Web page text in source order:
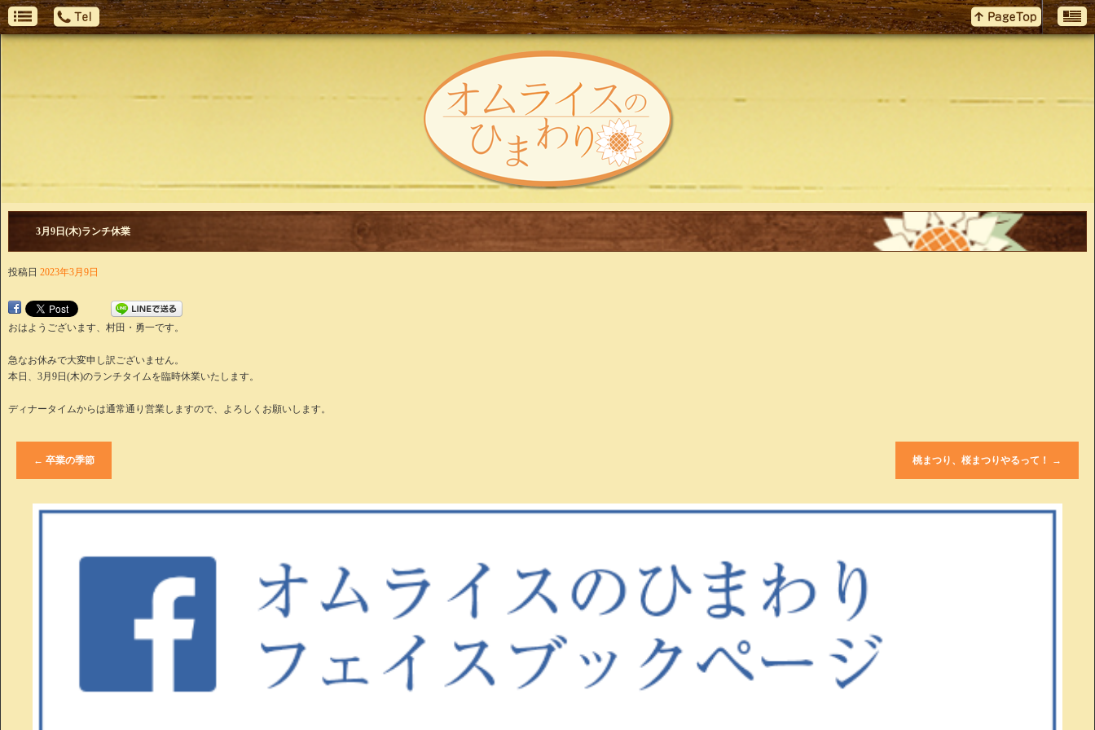
3月9日(木)ランチ休業
投稿日 2023年3月9日
おはようございます、村田・勇一です。
急なお休みで大変申し訳ございません。
本日、3月9日(木)のランチタイムを臨時休業いたします。
ディナータイムからは通常通り営業しますので、よろしくお願いします。
← 卒業の季節 桃まつり、桜まつりやるって！ →